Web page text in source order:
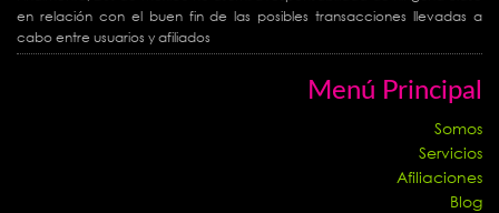
en relación con el buen fin de las posibles transacciones llevadas a
cabo entre usuarios y afiliados
Menú Principal
Somos
Servicios
Afiliaciones
Blog